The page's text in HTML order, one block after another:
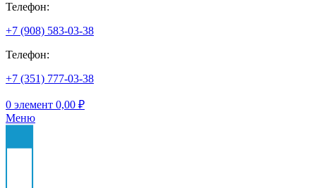
Телефон:
+7 (908) 583-03-38
Телефон:
+7 (351) 777-03-38
0 элемент 0,00 ₽
Меню